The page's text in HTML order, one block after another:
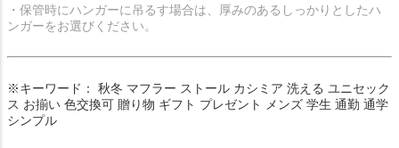
・保管時にハンガーに吊るす場合は、厚みのあるしっかりとしたハ
ンガーをお選びください。
※キーワード： 秋冬 マフラー ストール カシミア 洗える ユニセック
ス お揃い 色交換可 贈り物 ギフト プレゼント メンズ 学生 通勤 通学
シンプル